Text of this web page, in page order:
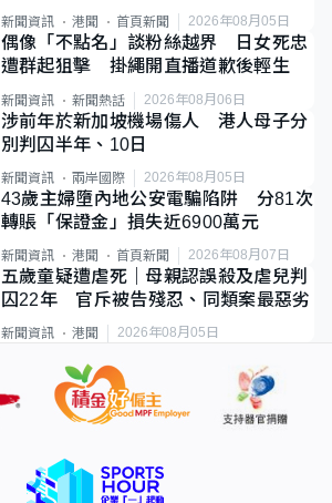
類案最惡劣
新聞資訊 港聞 首頁新聞 2026年08月05日
偶像「不點名」談粉絲越界 日女死忠
遭群起狙擊 掛繩開直播道歉後輕生
新聞資訊 新聞熱話 2026年08月06日
涉前年於新加坡機場傷人 港人母子分
別判囚半年、10日
新聞資訊 兩岸國際 2026年08月05日
43歲主婦墮內地公安電騙陷阱 分81次
轉賬「保證金」損失近6900萬元
新聞資訊 港聞 首頁新聞 2026年08月07日
五歲童疑遭虐死｜母親認誤殺及虐兒判
囚22年 官斥被告殘忍、同類案最惡劣
新聞資訊 港聞 2026年08月05日